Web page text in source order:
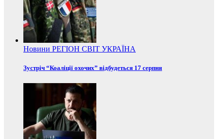
Новини РЕГІОН СВІТ УКРАЇНА
Зустріч “Коаліції охочих” відбудеться 17 серпня